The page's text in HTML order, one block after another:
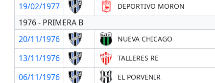
19/02/1977
DEPORTIVO MORON
1976 - PRIMERA B
20/11/1976
NUEVA CHICAGO
13/11/1976
TALLERES RE
06/11/1976
EL PORVENIR